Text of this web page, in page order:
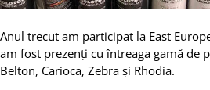
Anul trecut am participat la East
am fost prezenți cu întreaga gamă de
Belton, Carioca, Zebra și Rhodia.